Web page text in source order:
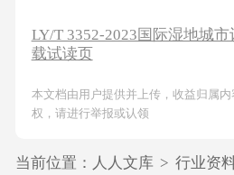
LY/T 3352-2023国际湿地城
载试读页
本文档由用户提供并上传，收益归属
权，请进行举报或认领
当前位置： 人人文库 > 行业资